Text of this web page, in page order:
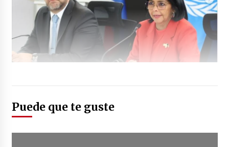
Puede que te guste